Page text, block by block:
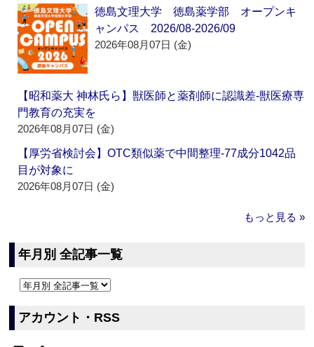
徳島文理大学 徳島薬学部 オープンキ
ャンパス 2026/08-2026/09
2026年08月07日 (金)
【昭和薬大 神林氏ら】獣医師と薬剤師に認識差‐獣医療専
門教育の充実を
2026年08月07日 (金)
【厚労省検討会】OTC類似薬で中間整理‐77成分1042品
目が対象に
2026年08月07日 (金)
もっと見る »
年月別 全記事一覧
アカウント・RSS